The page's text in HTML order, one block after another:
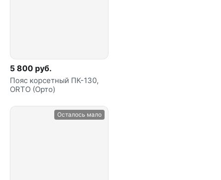
5 800 руб.
Пояс корсетный ПК-130,
ORTO (Орто)
Осталось мало